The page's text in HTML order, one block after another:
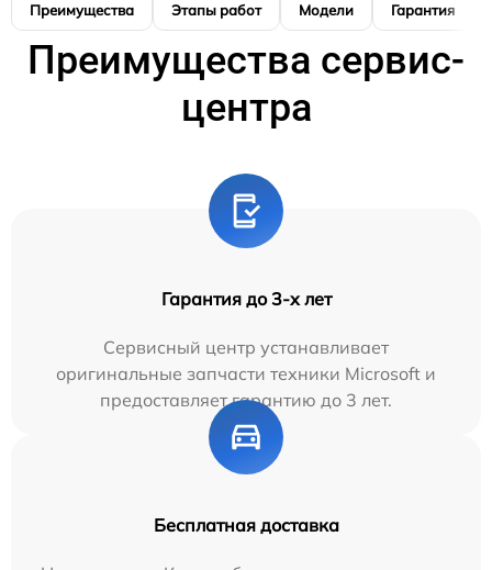
Преимущества Этапы работ Модели Гарантия
Преимущества сервис-
центра
Гарантия до 3-х лет
Сервисный центр устанавливает
оригинальные запчасти техники Microsoft и
предоставляет гарантию до 3 лет.
Бесплатная доставка